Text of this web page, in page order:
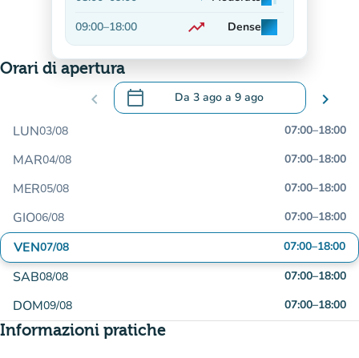
09:00–18:00 trending_up
In aumento
Denseman
man
man
Orari di apertura
chevron_left calendar_today Da 3 ago a 9 ago
.Aprire il calendario per modificare le
chevron_right
LUN03/08 07:00–18:00
MAR04/08 07:00–18:00
MER05/08 07:00–18:00
GIO06/08 07:00–18:00
VEN07/08 07:00–18:00
SAB08/08 07:00–18:00
DOM09/08 07:00–18:00
Informazioni pratiche